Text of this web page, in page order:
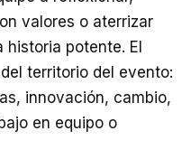
valores o aterrizar
potente. El
territorio del evento:
innovación, cambio,
en equipo o